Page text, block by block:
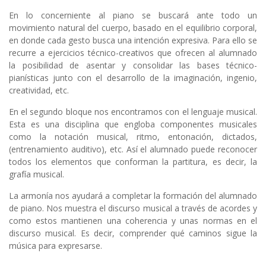
En lo concerniente al piano se buscará ante todo un
movimiento natural del cuerpo, basado en el equilibrio corporal,
en donde cada gesto busca una intención expresiva. Para ello se
recurre a ejercicios técnico-creativos que ofrecen al alumnado
la posibilidad de asentar y consolidar las bases técnico-
pianísticas junto con el desarrollo de la imaginación, ingenio,
creatividad, etc.
En el segundo bloque nos encontramos con el lenguaje musical.
Esta es una disciplina que engloba componentes musicales
como la notación musical, ritmo, entonación, dictados,
(entrenamiento auditivo), etc. Así el alumnado puede reconocer
todos los elementos que conforman la partitura, es decir, la
grafía musical.
La armonía nos ayudará a completar la formación del alumnado
de piano. Nos muestra el discurso musical a través de acordes y
como estos mantienen una coherencia y unas normas en el
discurso musical. Es decir, comprender qué caminos sigue la
música para expresarse.